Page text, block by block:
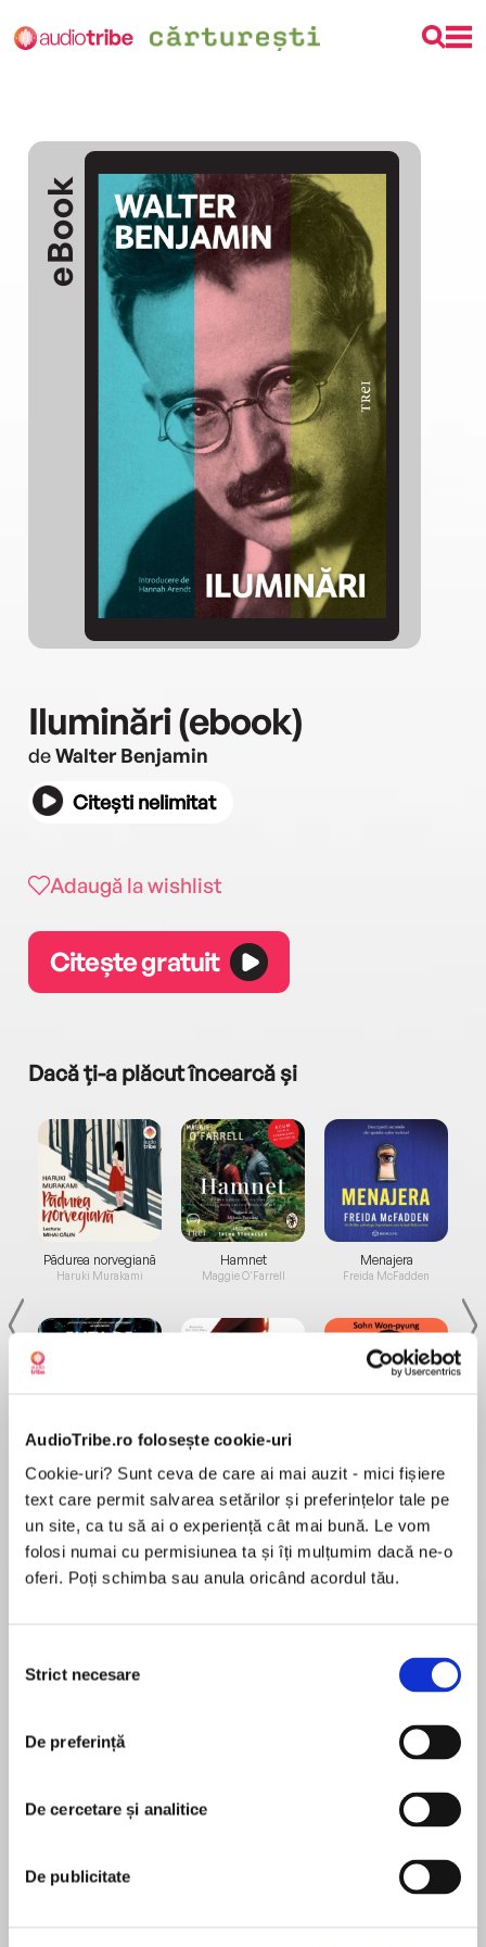
AudioTribe.ro folosește cookie-uri
Cookie-uri? Sunt ceva de care ai mai auzit - mici fișiere
text care permit salvarea setărilor și preferințelor tale pe
un site, ca tu să ai o experiență cât mai bună. Le vom
folosi numai cu permisiunea ta și îți mulțumim dacă ne-o
oferi. Poți schimba sau anula oricând acordul tău.
consimțământului
Strict necesare
De preferință
De cercetare și analitice
De publicitate
eBook
Iluminări (ebook)
deWalter Benjamin
Citești nelimitat
Adaugă la wishlist
Citește gratuit
Dacă ți-a plăcut încearcă și
Pădurea norvegiană
Haruki Murakami
de...
Dani Francis
Hamnet
Maggie O'Farrell
la...
Lauren Weisberger
Menajera
Freida McFadden
Sohn Won-pyung
(1892–1940) se numără printre cele mai discret
influente lucrări din epoca postbelică, deși abia
Germaniei natale, acea faimă și valoare pe care
prezent, se consideră că a avut una dintre cele
mai pătrunzătoare și mai originale minți ale
Iluminări conține două dintre cele mai
cunoscute eseuri ale sale, „Opera de artă în
În acest moment nu există recenzii
pentru această carte
Walter Benjamin